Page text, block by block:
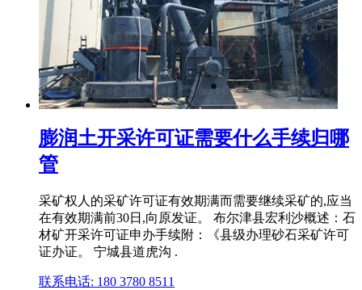
膨润土开采许可证需要什么手续归哪
管
采矿权人的采矿许可证有效期满而需要继续采矿的,应当
在有效期满前30日,向原发证。 布尔津县宏利沙概述：石
材矿开采许可证申办手续附：《县级办理砂石采矿许可
证办证。 宁城县道虎沟 .
联系电话: 180 3780 8511